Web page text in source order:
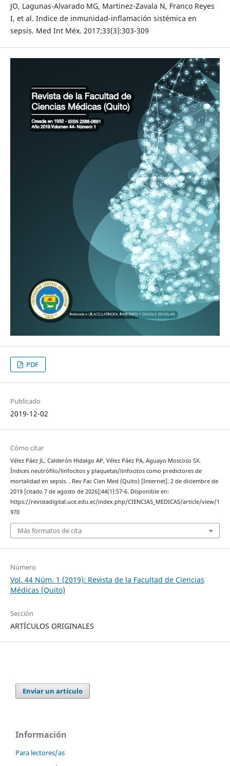
JO, Lagunas-Alvarado MG, Martinez-Zavala N, Franco Reyes
I, et al. Indice de inmunidad-inflamación sistémica en
sepsis. Med Int Méx. 2017;33(3):303-309
PDF
Publicado
2019-12-02
Cómo citar
Vélez Páez JL, Calderón Hidalgo AP, Vélez Páez PA, Aguayo Moscoso SX.
Índices neutrófilo/linfocitos y plaquetas/linfocitos como predictores de
mortalidad en sepsis. . Rev Fac Cien Med (Quito) [Internet]. 2 de diciembre de
2019 [citado 7 de agosto de 2026];44(1):57-6. Disponible en:
https://revistadigital.uce.edu.ec/index.php/CIENCIAS_MEDICAS/article/view/1
970
Más formatos de cita
Número
Vol. 44 Núm. 1 (2019): Revista de la Facultad de Ciencias
Médicas (Quito)
Sección
ARTÍCULOS ORIGINALES
Enviar un artículo
Información
Para lectores/as